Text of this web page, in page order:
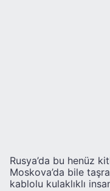
Rusya’da bu henüz
Moskova’da bile
kablolu kulaklıklı